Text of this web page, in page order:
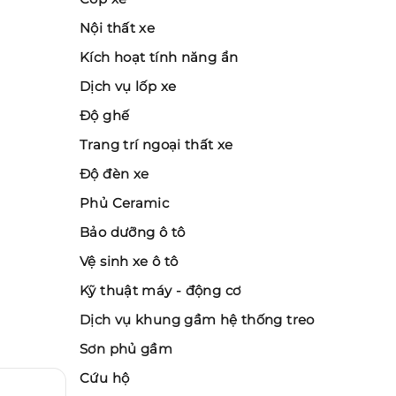
Nội thất xe
Kích hoạt tính năng ẩn
Dịch vụ lốp xe
Độ ghế
Trang trí ngoại thất xe
Độ đèn xe
Phủ Ceramic
Bảo dưỡng ô tô
Vệ sinh xe ô tô
Kỹ thuật máy - động cơ
Dịch vụ khung gầm hệ thống treo
Sơn phủ gầm
Cứu hộ